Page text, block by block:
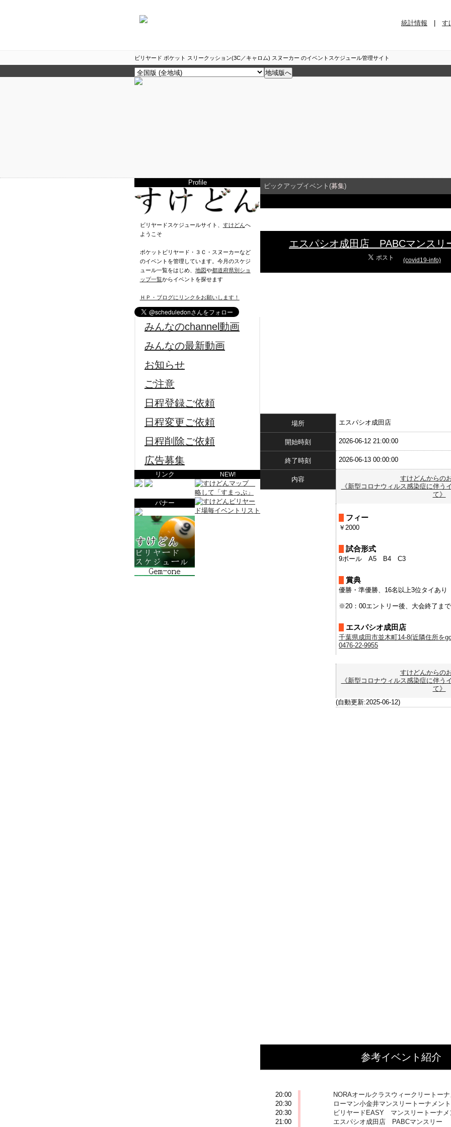
統計情報 | す
ビリヤード ポケット スリークッション(3C／キャロム) スヌーカー のイベントスケジュール管理サイト
Profile
ビリヤードスケジュールサイト、 すけどんへ
ようこそ
ポケットビリヤード・３Ｃ・スヌーカーなど
のイベントを管理しています。今月のスケジ
ュール一覧をはじめ、 地図や都道府県別ショ
ップ一覧からイベントを探せます
ＨＰ・ブログにリンクをお願いします！
みんなのchannel動画
みんなの最新動画
お知らせ
ご注意
日程登録ご依頼
日程変更ご依頼
日程削除ご依頼
広告募集
リンク
バナー
NEW!
ピックアップイベント(募集)
エスパシオ成田店 PABCマンスリ
(covid19-info)
場所 エスパシオ成田店
開始時刻 2026-06-12 21:00:00
終了時刻 2026-06-13 00:00:00
内容
すけどんからの
《新型コロナウィルス感染症に伴う
て》
フィー
￥2000
試合形式
9ボール A5 B4 C3
賞典
優勝・準優勝、16名以上3位タイあり
※20：00エントリー後、大会終了ま
エスパシオ成田店
千葉県成田市並木町14-8(近隣住所を
0476-22-9955
すけどんからの
《新型コロナウィルス感染症に伴う
て》
(自動更新:2025-06-12)
参考イベント紹介
20:00
NORAオールクラスウィークリートーナ
20:30
ローマン小金井マンスリートーナメン
20:30
ビリヤードEASY マンスリートーナメ
21:00
エスパシオ成田店 PABCマンスリー